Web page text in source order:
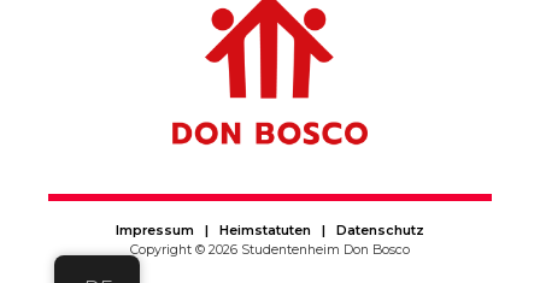
Copyright © 2026 Studentenheim Don Bosco
Impressum Heimstatuten Datenschutz